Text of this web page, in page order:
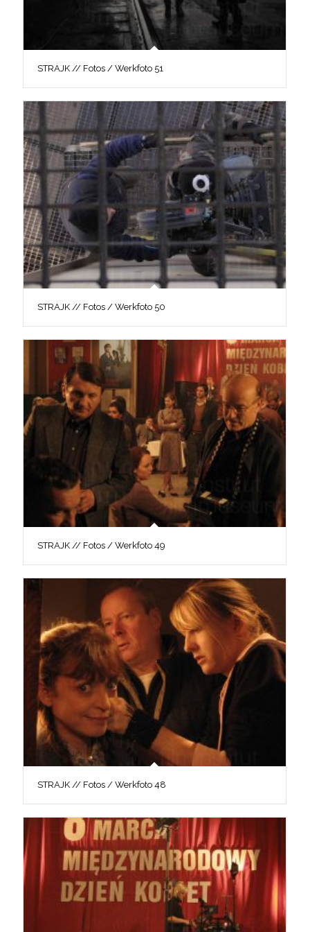
STRAJK // Fotos / Werkfoto 51
STRAJK // Fotos / Werkfoto 50
STRAJK // Fotos / Werkfoto 49
STRAJK // Fotos / Werkfoto 48